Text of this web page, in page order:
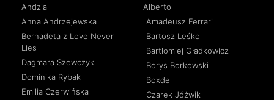
Andzia
Anna Andrzejewska
Bernadeta z Love Never
Lies
Dagmara Szewczyk
Dominika Rybak
Emilia Czerwińska
Alberto
Amadeusz Ferrari
Bartosz Leśko
Bartłomiej Gładkowicz
Borys Borkowski
Boxdel
Czarek Jóźwik